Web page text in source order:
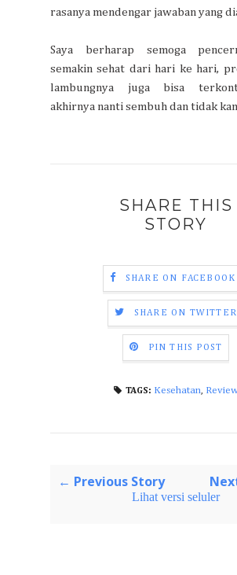
rasanya mendengar jawaban yang
Saya berharap semoga
semakin sehat dari hari ke hari,
lambungnya juga bisa
akhirnya nanti sembuh dan tidak
SHARE THIS
STORY
SHARE ON FACEBOOK
SHARE ON TWITTER
PIN THIS POST
TAGS: Kesehatan,
← Previous Story
Lihat versi seluler